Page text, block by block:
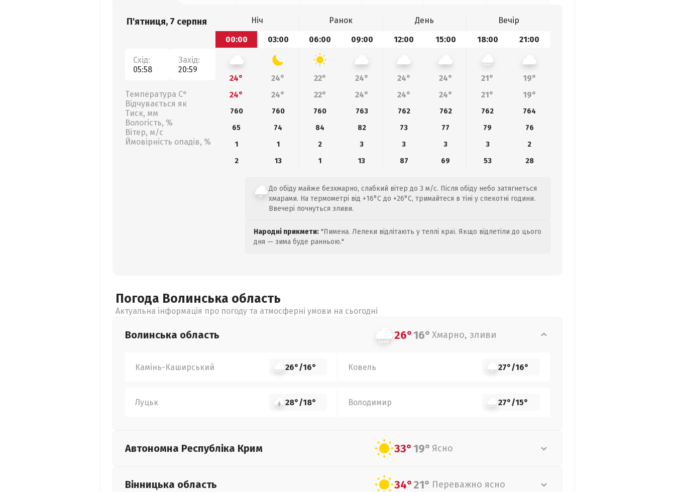
П'ятниця, 7 серпня
Схід:
05:58
Захід:
20:59
Температура С°
Відчувається як
Тиск, мм
Вологість, %
Вітер, м/с
Ймовірність опадів, %
Ніч Ранок День
Вечір
00:00
03:00 06:00 09:00 12:00 15:00 18:00 21:00
24° 24° 22° 24° 24° 24° 21°
19°
24°
24° 22° 24° 24° 24° 21° 19°
760 760 760 763 762 762 762
764
65
74 84 82 73 77 79
76
1
1 2 3 3 3 3
2
2
13 1 13 87 69 53 28
До обіду майже безхмарно, слабкий вітер до 3 м/с. Після обіду небо затягнеться
хмарами. На термометрі від +16°C до +26°C, тримайтеся в тіні у спекотні години.
Ввечері почнуться зливи.
Народні прикмети: "Пимена. Лелеки відлітають у теплі краї. Якщо відлетіли до цього
дня — зима буде ранньою."
Погода Волинська область
Актуальна інформація про погоду та атмосферні умови на сьогодні
Волинська область 26°16° Хмарно, зливи
Камінь-Каширський 26°/16° Ковель 27°/16°
Луцьк 28°/18° Володимир 27°/15°
Автономна Республіка Крим 33°19° Ясно
Вінницька область 34°21° Переважно ясно